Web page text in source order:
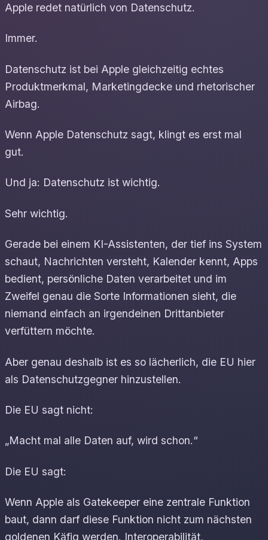
Apple redet natürlich von Datenschutz.
Immer.
Datenschutz ist bei Apple gleichzeitig echtes
Produktmerkmal, Marketingdecke und rhetorischer
Airbag.
Wenn Apple Datenschutz sagt, klingt es erst mal
gut.
Und ja: Datenschutz ist wichtig.
Sehr wichtig.
Gerade bei einem KI-Assistenten, der tief ins System
schaut, Nachrichten versteht, Kalender kennt, Apps
bedient, persönliche Daten verarbeitet und im
Zweifel genau die Sorte Informationen sieht, die
niemand einfach an irgendeinen Drittanbieter
verfüttern möchte.
Aber genau deshalb ist es so lächerlich, die EU hier
als Datenschutzgegner hinzustellen.
Die EU sagt nicht:
„Macht mal alle Daten auf, wird schon.“
Die EU sagt:
Wenn Apple als Gatekeeper eine zentrale Funktion
baut, dann darf diese Funktion nicht zum nächsten
goldenen Käfig werden. Interoperabilität,